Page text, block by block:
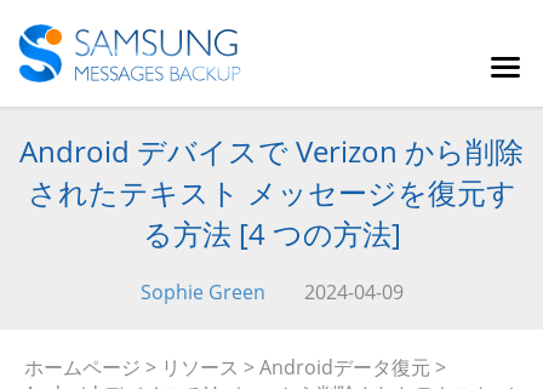
Android デバイスで Verizon から削除
されたテキスト メッセージを復元す
る方法 [4 つの方法]
Sophie Green 2024-04-09
ホームページ > リソース >Androidデータ復元 >